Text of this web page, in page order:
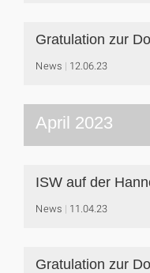
Gratulation zur
News 12.06.23
April 2023
ISW auf der
News 11.04.23
Gratulation zur